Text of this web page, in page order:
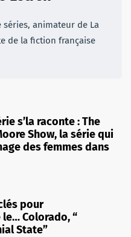
animateur de La
de la fiction française
s’la raconte : The
Show, la série qui
des femmes dans
pour
Colorado, “
State”